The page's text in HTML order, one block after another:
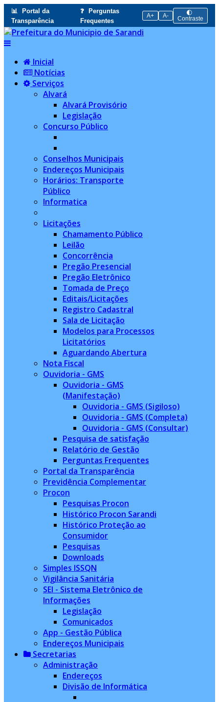
📊
Portal da
Transparência
❓
Perguntas
Frequentes
A+ A-
🌓
Contraste
Inicial
Notícias
Serviços
Alvará
Alvará Provisório
Legislação
Concurso Público
Conselhos Municipais
Endereços Municipais
Horários: Transporte
Público
Informatica
Licitações
Chamamento Público
Leilão
Concorrência
Pregão Presencial
Pregão Eletrônico
Tomada de Preço
Editais/Licitações
Registro Cadastral
Sala de Licitação
Modelos para Processos
Licitatórios
Aguardando Abertura
Nota Fiscal
Ouvidoria - GMS
Ouvidoria - GMS
(Manifestação)
Ouvidoria - GMS (Sigiloso)
Ouvidoria - GMS (Completa)
Ouvidoria - GMS (Consultar)
Pesquisa de satisfação
Relatório de Gestão
Perguntas Frequentes
Portal da Transparência
Previdência Complementar
Procon
Pesquisas Procon
Histórico Procon Sarandi
Histórico Proteção ao
Consumidor
Pesquisas
Downloads
Simples ISSQN
Vigilância Sanitária
SEI - Sistema Eletrônico de
Informações
Legislação
Comunicados
App - Gestão Pública
Endereços Municipais
Secretarias
Administração
Endereços
Divisão de Informática